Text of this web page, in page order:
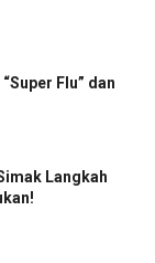
Flu” dan
Langkah